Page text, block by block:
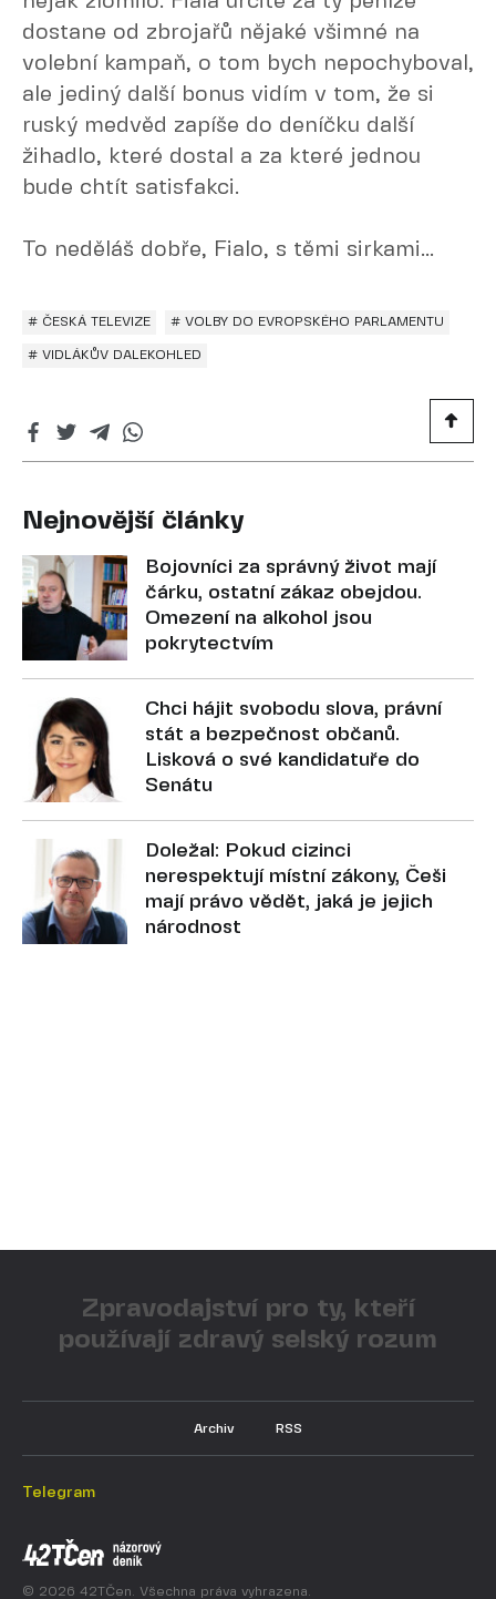
dostane od zbrojařů nějaké všimné na
volební kampaň, o tom bych nepochyboval,
ale jediný další bonus vidím v tom, že si
ruský medvěd zapíše do deníčku další
žihadlo, které dostal a za které jednou
bude chtít satisfakci.
To neděláš dobře, Fialo, s těmi sirkami...
# ČESKÁ TELEVIZE # VOLBY DO EVROPSKÉHO PARLAMENTU
# VIDLÁKŮV DALEKOHLED
Nejnovější články
Bojovníci za správný život mají
čárku, ostatní zákaz obejdou.
Omezení na alkohol jsou
pokrytectvím
Chci hájit svobodu slova, právní
stát a bezpečnost občanů.
Lisková o své kandidatuře do
Senátu
Doležal: Pokud cizinci
nerespektují místní zákony, Češi
mají právo vědět, jaká je jejich
národnost
Zpravodajství pro ty, kteří
používají zdravý selský rozum
Archiv RSS
© 2026 42TČen. Všechna práva vyhrazena.
Telegram